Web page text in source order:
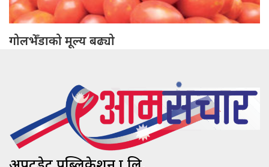
गोलभेँडाको मूल्य बढ्यो